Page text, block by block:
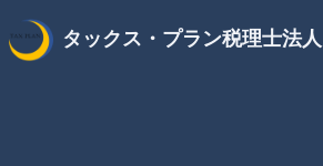
タックス・プラン税理士法人